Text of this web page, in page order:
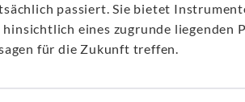
passiert. Sie bietet
eines zugrunde liegenden
für die Zukunft treffen.